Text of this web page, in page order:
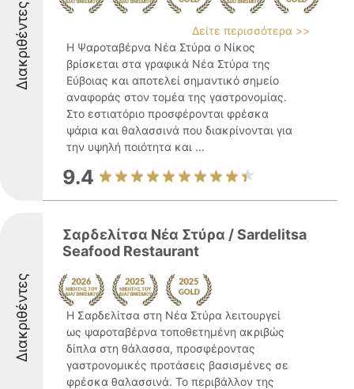
Διακριθέντες
Δείτε περισσότερα >>
Η Ψαροταβέρνα Νέα Στύρα ο Νίκος
βρίσκεται στα γραφικά Νέα Στύρα της
Εύβοιας και αποτελεί σημαντικό σημείο
αναφοράς στον τομέα της γαστρονομίας.
Στο εστιατόριο προσφέρονται φρέσκα
ψάρια και θαλασσινά που διακρίνονται για
την υψηλή ποιότητα και ...
9.4
Διακριθέντες
Σαρδελίτσα Νέα Στύρα / Sardelitsa
Seafood Restaurant
Η Σαρδελίτσα στη Νέα Στύρα λειτουργεί
ως ψαροταβέρνα τοποθετημένη ακριβώς
δίπλα στη θάλασσα, προσφέροντας
γαστρονομικές προτάσεις βασισμένες σε
φρέσκα θαλασσινά. Το περιβάλλον της